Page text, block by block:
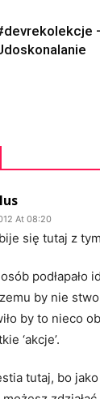
At 08:20
się tutaj z
podłapało
by nie
by to nieco
‘akcje’.
tutaj, bo